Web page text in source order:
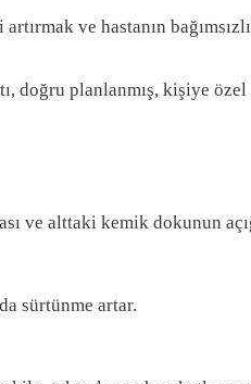
ve hastanın
doğru planlanmış, kişiye
ve alttaki kemik dokunun
sürtünme artar.